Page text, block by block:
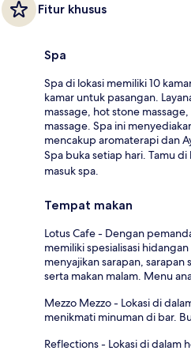
Fitur khusus
Spa
Spa di lokasi memiliki 10
kamar untuk pasangan.
massage, hot stone
massage. Spa ini
mencakup aromaterapi dan
Spa buka setiap hari. Tamu
masuk spa.
Tempat makan
Lotus Cafe - Dengan
memiliki spesialisasi
menyajikan sarapan, sarapan
serta makan malam. Menu
Mezzo Mezzo - Lokasi di
menikmati minuman di bar.
Reflections - Lokasi di dalam